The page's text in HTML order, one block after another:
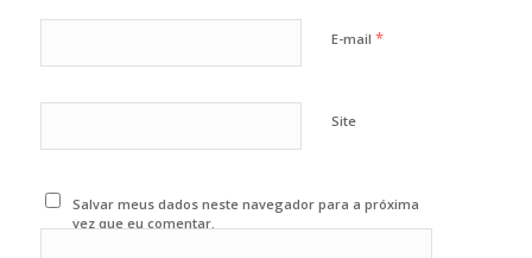
E-mail *
Site
Salvar meus dados neste navegador para a próxima
vez que eu comentar.